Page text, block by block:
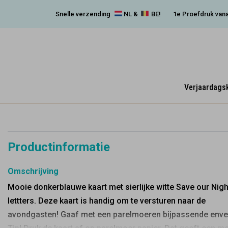
Snelle verzending NL & BE! 1e Proefdruk
Productinformatie
Omschrijving
Mooie donkerblauwe kaart met sierlijke witte Save our
lettters. Deze kaart is handig om te versturen naar de
avondgasten! Gaaf met een parelmoeren bijpassende